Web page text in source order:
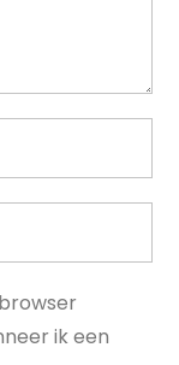
ik een